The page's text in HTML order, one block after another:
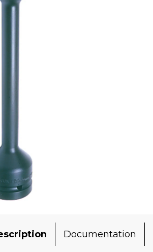
Documentation